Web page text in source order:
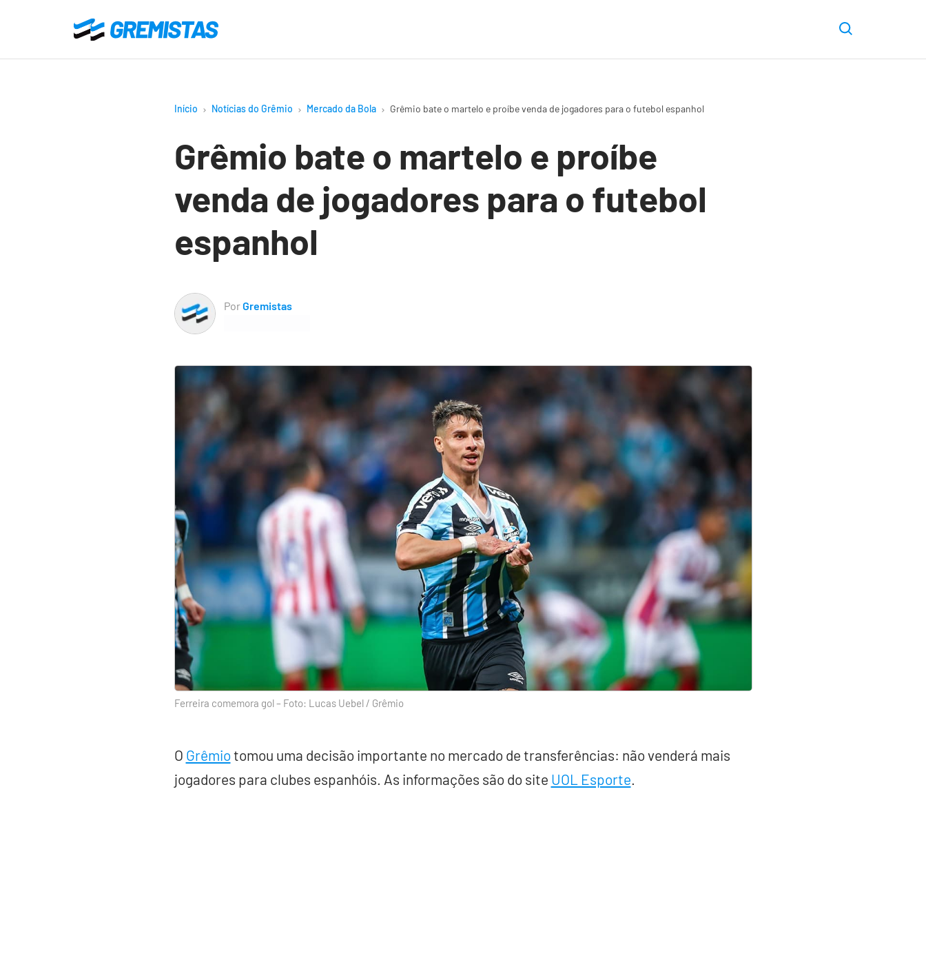
o
Gremistas
Início Notícias do Grêmio Mercado da Bola Grêmio bate o martelo e proíbe venda de jogadores para o futebol espanhol
Grêmio bate o martelo e proíbe
venda de jogadores para o futebol
espanhol
PorGremistas
Ferreira comemora gol – Foto: Lucas Uebel / Grêmio
O Grêmio tomou uma decisão importante no mercado de transferências: não venderá mais
jogadores para clubes espanhóis. As informações são do site UOL Esporte